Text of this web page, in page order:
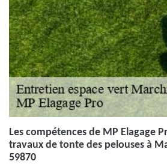
Les compétences de MP Elagage
travaux de tonte des pelouses à
59870